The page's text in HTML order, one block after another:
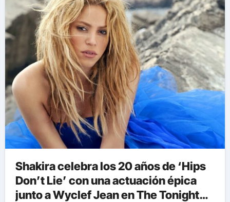
Shakira celebra los 20 años de ‘Hips
Don’t Lie’ con una actuación épica
junto a Wyclef Jean en The Tonight